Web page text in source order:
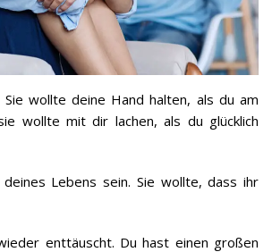
Sie wollte deine Hand halten, als du am
wollte mit dir lachen, als du glücklich
Lebens sein. Sie wollte, dass ihr
enttäuscht. Du hast einen großen